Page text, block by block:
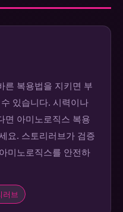
른 복용법을 지키면 부
있습니다. 시력이나
면 아미노로직스 복용
요. 스토리러브가 검증
미노로직스를 안전하
러브